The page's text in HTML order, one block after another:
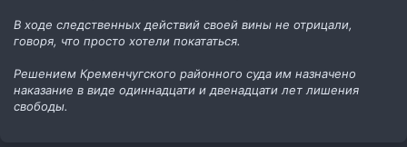
В ходе следственных действий своей вины не отрицали,
говоря, что просто хотели покататься.
Решением Кременчугского районного суда им назначено
наказание в виде одиннадцати и двенадцати лет лишения
свободы.